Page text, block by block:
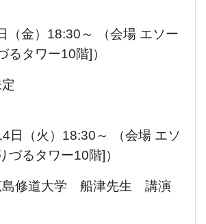
（金）18:30～ （会場 エソー
るタワー10階]）
日（火）18:30～ （会場 エソ
づるタワー10階]）
修道大学 船津先生 講演